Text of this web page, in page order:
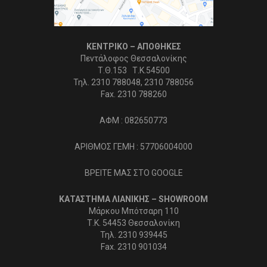
ΚΕΝΤΡΙΚΟ – ΑΠΟΘΗΚΕΣ
Πεντάλοφος Θεσσαλονίκης
Τ.Θ.153 Τ.Κ.54500
Τηλ. 2310 788048, 2310 788056
Fax. 2310 788260
ΑΦΜ : 082650773
ΑΡΙΘΜΟΣ ΓΕΜΗ : 57706004000
ΒΡΕΙΤΕ ΜΑΣ ΣΤΟ GOOGLE
ΚΑΤΑΣΤΗΜΑ ΛΙΑΝΙΚΗΣ – SHOWROOM
Μάρκου Μπότσαρη 110
Τ.Κ. 54453 Θεσσαλονίκη
Τηλ. 2310 939445
Fax. 2310 901034